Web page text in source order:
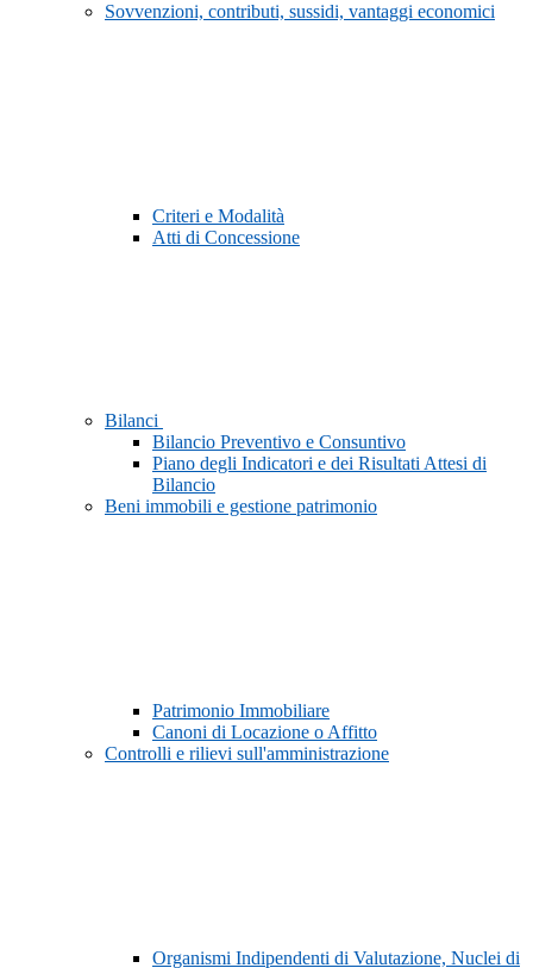
Sovvenzioni, contributi, sussidi, vantaggi economici
Criteri e Modalità
Atti di Concessione
Bilanci
Bilancio Preventivo e Consuntivo
Piano degli Indicatori e dei Risultati Attesi di
Bilancio
Beni immobili e gestione patrimonio
Patrimonio Immobiliare
Canoni di Locazione o Affitto
Controlli e rilievi sull'amministrazione
Organismi Indipendenti di Valutazione, Nuclei di